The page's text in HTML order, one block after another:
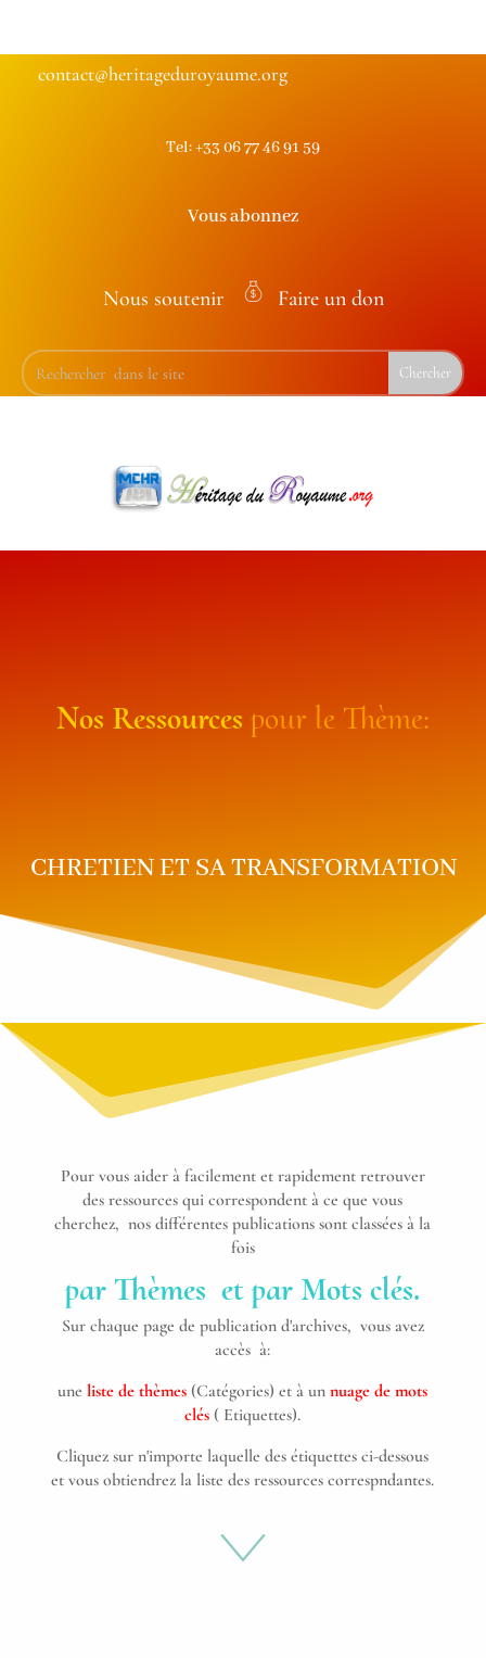
contact@heritageduroyaume.org
Tel: +33 06 77 46 91 59
Vous abonnez
Nous soutenir
on
ba
on
Faire un don
Nos Ressources pour le Thème:
CHRETIEN ET SA TRANSFORMATION
Pour vous aider à facilement et rapidement retrouver
des ressources qui correspondent à ce que vous
cherchez, nos différentes publications sont classées à la
fois
par Thèmes et par Mots clés.
Sur chaque page de publication d'archives, vous avez
accès à:
une liste de thèmes (Catégories) et à un nuage de mots
clés ( Etiquettes).
Cliquez sur n'importe laquelle des étiquettes ci-dessous
et vous obtiendrez la liste des ressources correspndantes.